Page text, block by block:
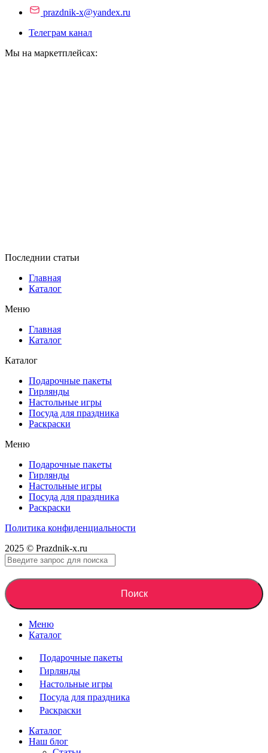
prazdnik-x@yandex.ru
Телеграм канал
Мы на маркетплейсах:
Последнии статьи
Главная
Каталог
Меню
Главная
Каталог
Каталог
Подарочные пакеты
Гирлянды
Настольные игры
Посуда для праздника
Раскраски
Меню
Подарочные пакеты
Гирлянды
Настольные игры
Посуда для праздника
Раскраски
Политика конфиденциальности
2025 © Prazdnik-x.ru
Поиск
Меню
Каталог
Подарочные пакеты
Гирлянды
Настольные игры
Посуда для праздника
Раскраски
Каталог
Наш блог